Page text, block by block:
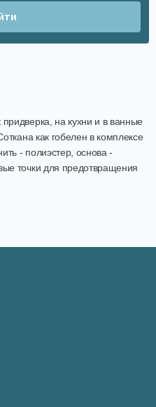
на кухни и в ванные
как гобелен в комплексе
- полиэстер, основа -
точки для предотвращения